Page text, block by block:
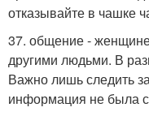
отказывайте в чашке
37. общение - женщине
другими людьми. В
Важно лишь следить
информация не была